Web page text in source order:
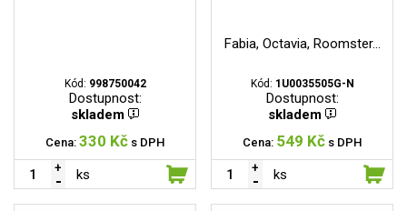
Kód: 998750042
Dostupnost:
skladem
Cena: 330 Kč s DPH
ks
Fabia, Octavia, Roomster...
Kód: 1U0035505G-N
Dostupnost:
skladem
Cena: 549 Kč s DPH
ks